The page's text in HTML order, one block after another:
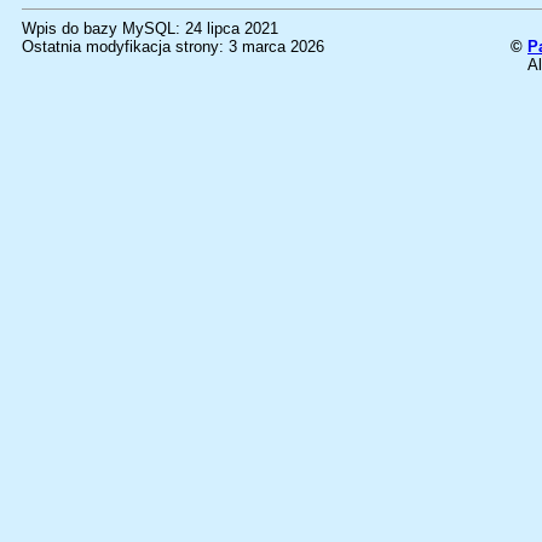
Wpis do bazy MySQL: 24 lipca 2021
Ostatnia modyfikacja strony: 3 marca 2026
©